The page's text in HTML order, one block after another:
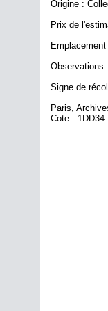
Origine :
Prix de
Observations
Signe de
Paris,
Cote : 1DD34